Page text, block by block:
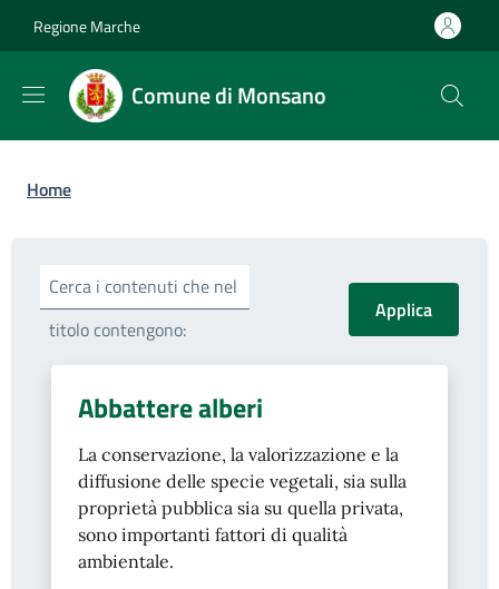
Regione Marche
Comune di Monsano
Briciole di pane
Home
Cerca i contenuti che nel
titolo contengono:
Abbattere alberi
La conservazione, la valorizzazione e la
diffusione delle specie vegetali, sia sulla
proprietà pubblica sia su quella privata,
sono importanti fattori di qualità
ambientale.